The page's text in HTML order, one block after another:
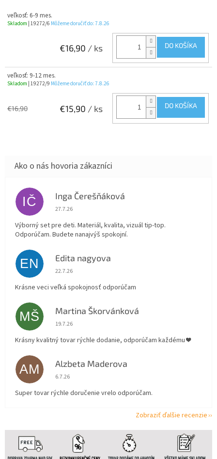
veľkosť: 6-9 mes.
Skladom | 19272/6 Môžeme doručiť do: 7.8.26
€16,90 / ks DO KOŠÍKA
veľkosť: 9-12 mes.
Skladom | 19272/9 Môžeme doručiť do: 7.8.26
€16,90 €15,90 / ks DO KOŠÍKA
IČ Inga Čerešňáková
Hodnotenie obchodu je 5 z 5 hviezdičiek.
27.7.26
Výborný set pre deti. Materiál, kvalita, vizuál tip-top.
Odporúčam. Budete nanajvýš spokojní.
EN Edita nagyova
Hodnotenie obchodu je 5 z 5 hviezdičiek.
22.7.26
Krásne veci veľká spokojnosť odporúčam
MŠ Martina Škorvánková
Hodnotenie obchodu je 5 z 5 hviezdičiek.
19.7.26
Krásny kvalitný tovar rýchle dodanie, odporúčam každému ❤️
AM Alzbeta Maderova
Hodnotenie obchodu je 5 z 5 hviezdičiek.
6.7.26
Super tovar rýchle doručenie vrelo odporúčam.
Zobraziť ďalšie recenzie